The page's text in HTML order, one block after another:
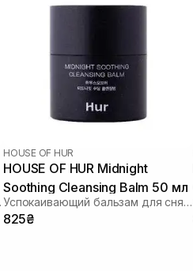
HOUSE OF HUR
HOUSE OF HUR Midnight
Soothing Cleansing Balm 50 мл
Успокаивающий бальзам для снятия макияжа
825₴